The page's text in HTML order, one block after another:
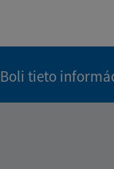
Boli tieto